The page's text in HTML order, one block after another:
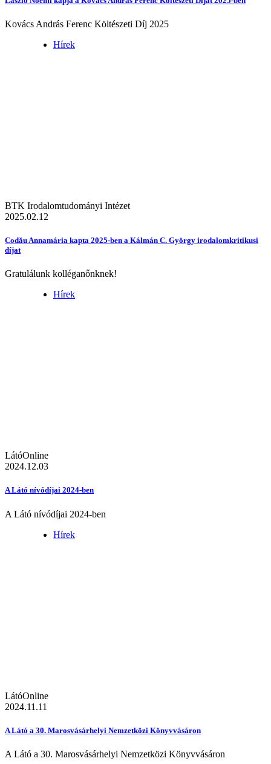
Kovács András Ferenc Költészeti Díj 2025
Hírek
BTK Irodalomtudományi Intézet
2025.02.12
Codău Annamária kapta 2025-ben a Kálmán C. György irodalomkritikusi
díjat
Gratulálunk kolléganőnknek!
Hírek
LátóOnline
2024.12.03
A Látó nívódíjai 2024-ben
A Látó nívódíjai 2024-ben
Hírek
LátóOnline
2024.11.11
A Látó a 30. Marosvásárhelyi Nemzetközi Könyvvásáron
A Látó a 30. Marosvásárhelyi Nemzetközi Könyvvásáron